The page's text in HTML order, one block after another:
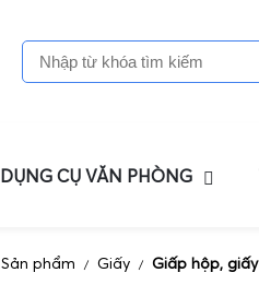
DỤNG CỤ VĂN PHÒNG
Sản phẩm / Giấy / Giấp hộp,